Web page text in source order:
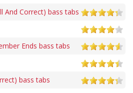
And Correct) bass tabs
Ends bass tabs
bass tabs